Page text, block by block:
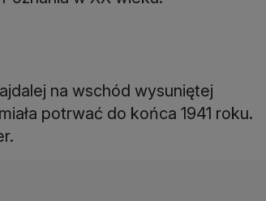
na wschód wysuniętej
potrwać do końca 1941 roku.